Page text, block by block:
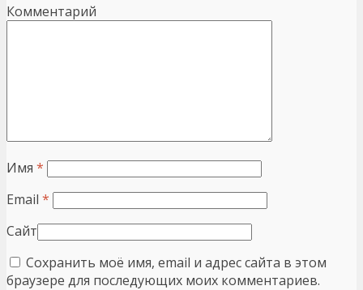
Комментарий
Имя *
Email *
Сайт
Сохранить моё имя, email и адрес сайта в этом
браузере для последующих моих комментариев.